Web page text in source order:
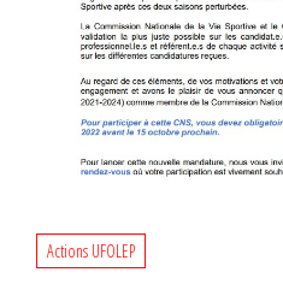
Actions UFOLEP